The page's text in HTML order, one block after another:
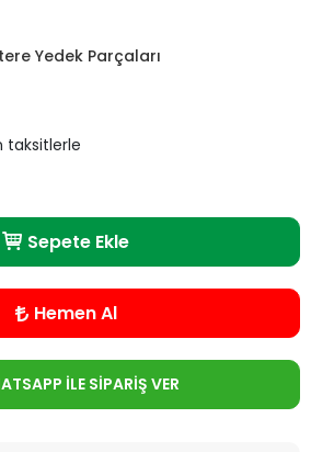
Yedek Parçaları
taksitlerle
Sepete Ekle
Hemen Al
İLE SİPARİŞ VER